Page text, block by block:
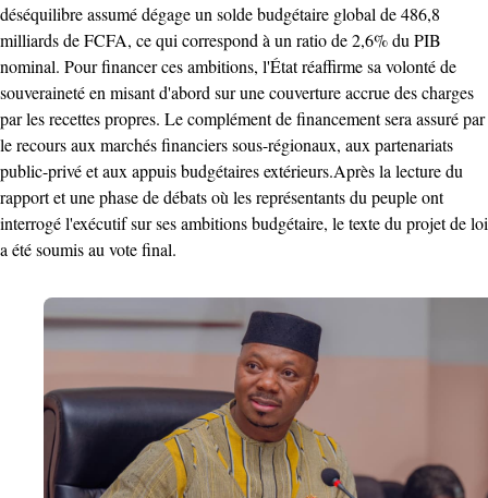
déséquilibre assumé dégage un solde budgétaire global de 486,8
milliards de FCFA, ce qui correspond à un ratio de 2,6% du PIB
nominal. Pour financer ces ambitions, l'État réaffirme sa volonté de
souveraineté en misant d'abord sur une couverture accrue des charges
par les recettes propres. Le complément de financement sera assuré par
le recours aux marchés financiers sous-régionaux, aux partenariats
public-privé et aux appuis budgétaires extérieurs. ​Après la lecture du
rapport et une phase de débats où les représentants du peuple ont
interrogé l'exécutif sur ses ambitions budgétaire, le texte du projet de loi
a été soumis au vote final.